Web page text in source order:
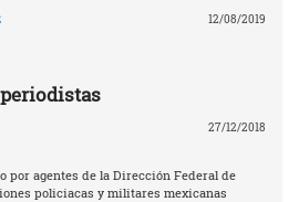
12/08/2019
27/12/2018
por agentes de la Dirección Federal de
policiacas y militares mexicanas